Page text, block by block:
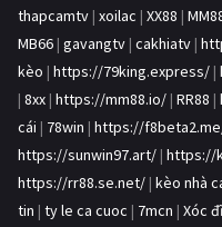
thapcamtv | xoilac | XX88 |
MB66 | gavangtv | cakhiatv |
kèo | https://79king.express/ |
| 8xx | https://mm88.io/ | RR88 |
cái | 78win | https://
https://sunwin97.art/ | https://
https://rr88.se.net/ | kèo nhà
tin | ty le ca cuoc | 7mcn | Xóc